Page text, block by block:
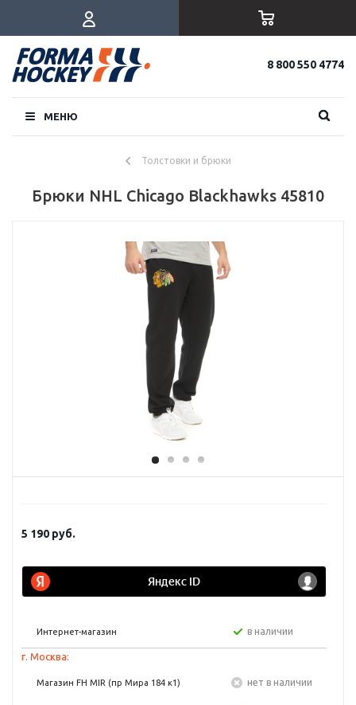
8 800 550 4774
МЕНЮ
Толстовки и брюки
Брюки NHL Chicago Blackhawks 45810
5 190 руб.
Интернет-магазин в наличии
г. Москва:
Магазин FH MIR (пр Мира 184 к1) Нет в наличии